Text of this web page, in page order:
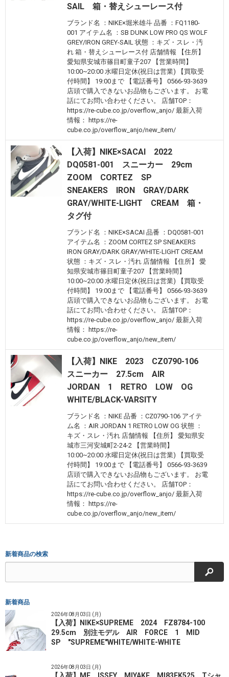
SAIL 箱・替えシューレース付
ブランド名 ：NIKE×堀米雄斗 品番 ：FQ1180-
001 アイテム名 ：SB DUNK LOW PRO QS WOLF
GREY/IRON GREY-SAIL 状態 ：キズ・スレ・汚
れ 箱・替えシューレース付 店舗情報 【住所】
愛知県安城市篠目町童子207 【営業時間】
10:00~20:00 水曜日定休(祝日は営業) 【買取受
付時間】 19:00まで 【電話番号】 0566-93-3639
店頭で購入できないお品物もございます。 お電
話にてお問い合わせください。 店舗TOP：
https://re-cube.co.jp/overflow_anjo/ 最新入荷
情報： https://re-
cube.co.jp/overflow_anjo/new_item/
【入荷】NIKE×SACAI 2022
DQ0581-001 スニーカー 29cm
ZOOM CORTEZ SP
SNEAKERS IRON GRAY/DARK
GRAY/WHITE-LIGHT CREAM 箱・
タグ付
ブランド名 ：NIKE×SACAI 品番 ：DQ0581-001
アイテム名 ：ZOOM CORTEZ SP SNEAKERS
IRON GRAY/DARK GRAY/WHITE-LIGHT CREAM
状態 ：キズ・スレ・汚れ 店舗情報 【住所】 愛
知県安城市篠目町童子207 【営業時間】
10:00~20:00 水曜日定休(祝日は営業) 【買取受
付時間】 19:00まで 【電話番号】 0566-93-3639
店頭で購入できないお品物もございます。 お電
話にてお問い合わせください。 店舗TOP：
https://re-cube.co.jp/overflow_anjo/ 最新入荷
情報： https://re-
cube.co.jp/overflow_anjo/new_item/
【入荷】NIKE 2023 CZ0790-106
スニーカー 27.5cm AIR
JORDAN 1 RETRO LOW OG
WHITE/BLACK-VARSITY
ブランド名 ：NIKE 品番 ：CZ0790-106 アイテ
ム名 ：AIR JORDAN 1 RETRO LOW OG 状態 ：
キズ・スレ・汚れ 店舗情報 【住所】 愛知県安
城市三河安城町2-24-2 【営業時間】
10:00~20:00 水曜日定休(祝日は営業) 【買取受
付時間】 19:00まで 【電話番号】 0566-93-3639
店頭で購入できないお品物もございます。 お電
話にてお問い合わせください。 店舗TOP：
https://re-cube.co.jp/overflow_anjo/ 最新入荷
情報： https://re-
cube.co.jp/overflow_anjo/new_item/
新着商品の検索
検索
新着商品
2026年08月03日 (月)
【入荷】NIKE×SUPREME 2024 FZ8784-100
29.5cm 別注モデル AIR FORCE 1 MID
SP "SUPREME"WHITE/WHITE-WHITE
2026年08月03日 (月)